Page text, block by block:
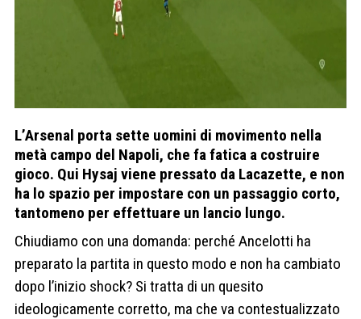
L’Arsenal porta sette uomini di movimento nella
metà campo del Napoli, che fa fatica a costruire
gioco. Qui Hysaj viene pressato da Lacazette, e non
ha lo spazio per impostare con un passaggio corto,
tantomeno per effettuare un lancio lungo.
Chiudiamo con una domanda: perché Ancelotti ha
preparato la partita in questo modo e non ha cambiato
dopo l’inizio shock? Si tratta di un quesito
ideologicamente corretto, ma che va contestualizzato